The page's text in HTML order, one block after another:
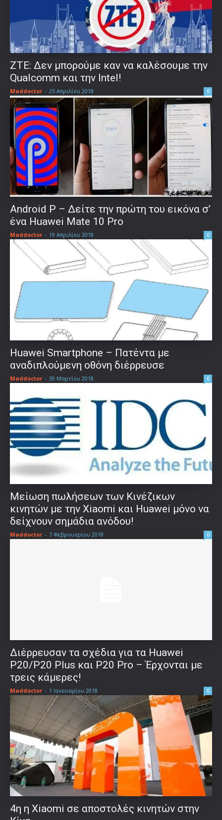
ZTE: Δεν μπορούμε καν να καλέσουμε την
Qualcomm και την Intel!
Maddoctor - 25 Απριλίου 2018 0
Android P – Δείτε την πρώτη του εικόνα σ’
ένα Huawei Mate 10 Pro
Maddoctor - 19 Απριλίου 2018 0
Huawei Smartphone – Πατέντα με
αναδιπλούμενη οθόνη διέρρευσε
Maddoctor - 30 Μαρτίου 2018 0
Μείωση πωλήσεων των Κινέζικων
κινητών με την Xiaomi και Huawei μόνο να
δείχνουν σημάδια ανόδου!
Maddoctor - 7 Φεβρουαρίου 2018 0
Διέρρευσαν τα σχέδια για τα Huawei
P20/P20 Plus και P20 Pro – Έρχονται με
τρεις κάμερες!
Maddoctor - 1 Ιανουαρίου 2018 0
4η η Xiaomi σε αποστολές κινητών στην